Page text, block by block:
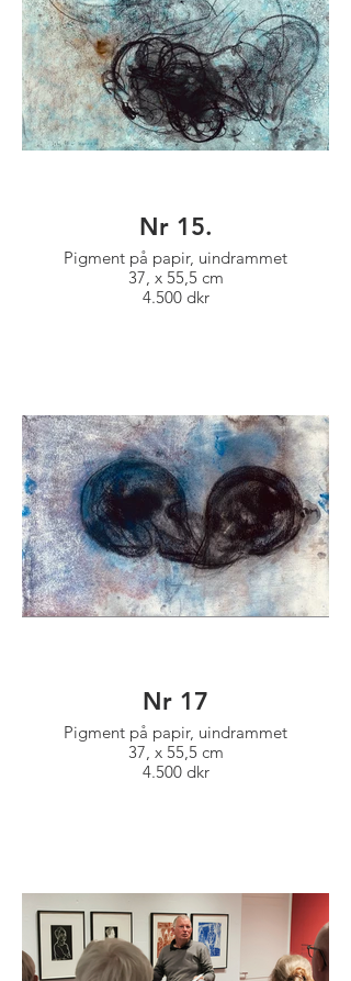
Nr 15.
Pigment på papir, uindrammet
37, x 55,5 cm
4.500 dkr
Nr 17
Pigment på papir, uindrammet
37, x 55,5 cm
4.500 dkr